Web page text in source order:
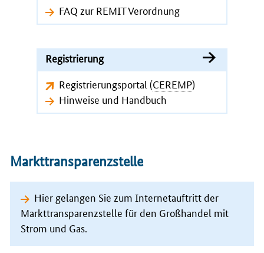
FAQ zur REMIT Verordnung
Registrierung
Registrierungsportal (CEREMP)
Hinweise und Handbuch
Markttransparenzstelle
Hier gelangen Sie zum Internetauftritt der
Markttransparenzstelle für den Großhandel mit
Strom und Gas.